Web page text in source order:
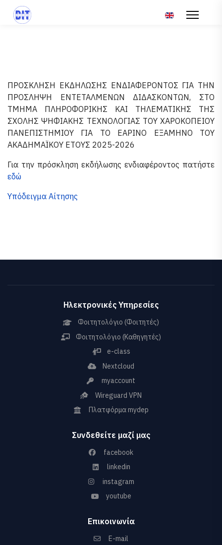
Επιλέξτε τη
ΠΡΟΣΚΛΗΣΗ ΕΚΔΗΛΩΣΗΣ ΕΝΔΙΑΦΕΡΟΝΤΟΣ ΓΙΑ ΤΗΝ
ΠΡΟΣΛΗΨΗ ΕΝΤΕΤΑΛΜΕΝΩΝ ΔΙΔΑΣΚΟΝΤΩΝ, ΣΤΟ
ΤΜΗΜΑ ΠΛΗΡΟΦΟΡΙΚΗΣ ΚΑΙ ΤΗΛΕΜΑΤΙΚΗΣ ΤΗΣ
ΣΧΟΛΗΣ ΨΗΦΙΑΚΗΣ ΤΕΧΝΟΛΟΓΙΑΣ ΤΟΥ ΧΑΡΟΚΟΠΕΙΟΥ
ΠΑΝΕΠΙΣΤΗΜΙΟΥ ΓΙΑ ΤΟ ΕΑΡΙΝΟ ΕΞΑΜΗΝΟ ΤΟΥ
ΑΚΑΔΗΜΑΪΚΟΥ ΕΤΟΥΣ 2025-2026
Για την πρόσκληση εκδήλωσης ενδιαφέροντος πατήστε
εδώ
Υπόδειγμα Αίτησης
Ηλεκτρονικές Υπηρεσίες
Φοιτητολόγιο (Φοιτητές)
Φοιτητολόγιο (Καθηγητές)
e-class
Nextcloud
myaccount
Wireguard VPN
Πλατφόρμα mydep
Συνδεθείτε μαζί μας
facebook
linkedin
instagram
youtube
Επικοινωνία
E-mail